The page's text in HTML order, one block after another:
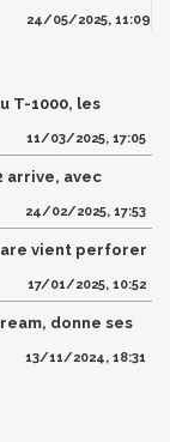
24/05/2025, 11:09
T-1000, les
11/03/2025, 17:05
arrive, avec
24/02/2025, 17:53
vient perforer
17/01/2025, 10:52
donne ses
13/11/2024, 18:31